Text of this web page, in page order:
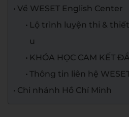
Về WESET English Center
Lộ trình luyện thi &
u
KHÓA HỌC CAM KẾT
Thông tin liên hệ
Chi nhánh Hồ Chí Minh